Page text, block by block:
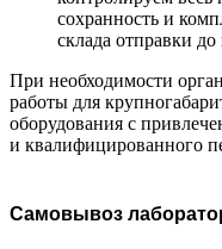
сохранность и
склада отправки до
При необходимости
работы для
оборудования с
и квалифицированного
Самовывоз